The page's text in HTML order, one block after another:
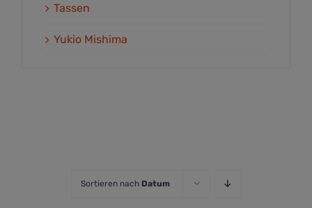
Sortieren nach Datum
Tassen
Yukio Mishima